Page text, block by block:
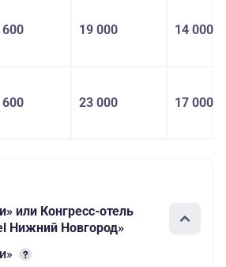
600 19 000 14 000
600 23 000 17 000
или Конгресс-отель
Нижний Новгород»